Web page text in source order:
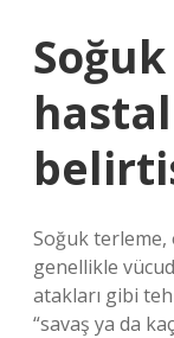
Soğuk terleme,
genellikle
atakları gibi
“savaş ya da